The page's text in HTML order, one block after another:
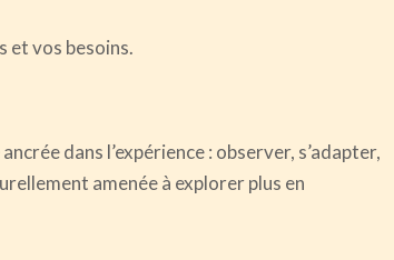
et vos besoins.
dans l’expérience : observer, s’adapter,
amenée à explorer plus en